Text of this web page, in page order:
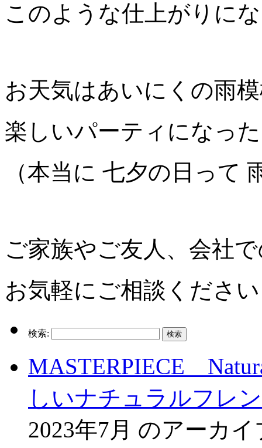
このような仕上がりに
お天気はあいにくの雨
楽しいパーティになっ
（本当に 七夕の日って
ご家族やご友人、会社
お気軽にご相談くださ
検索:
MASTERPIECE
しいナチュラルフレ
2023年7月 のアーカ